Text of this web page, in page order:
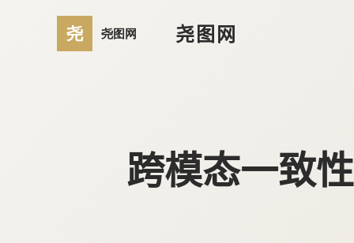
尧图网
跨模态一致